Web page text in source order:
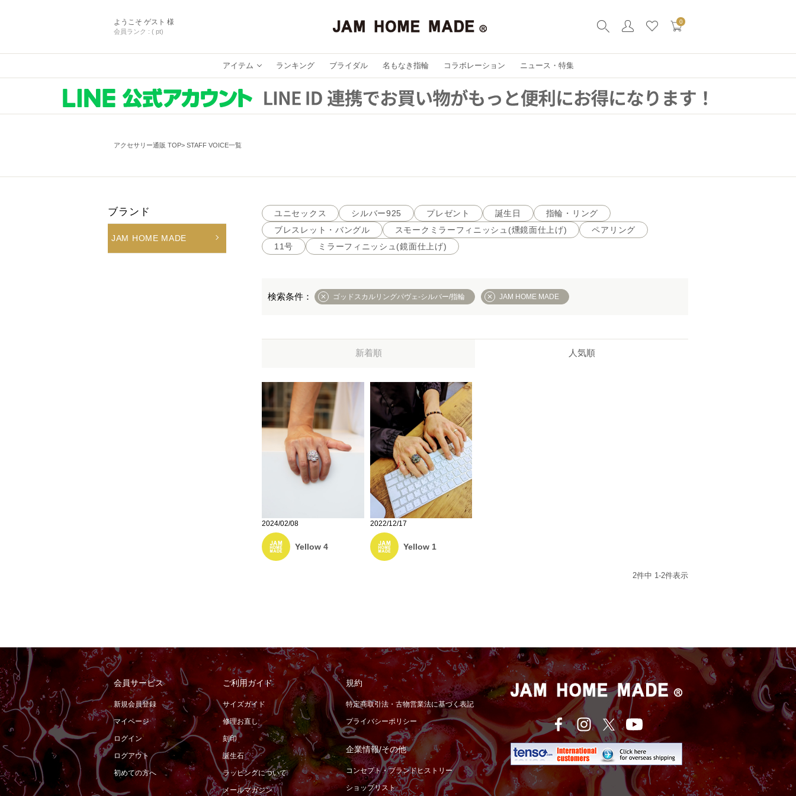
ようこそ ゲスト 様
会員ランク : ( pt)
0
アイテム ランキング ブライダル 名もなき指輪 コラボレーション ニュース・特集
アクセサリー通販 TOP STAFF VOICE一覧
ブランド
JAM HOME MADE
ユニセックス シルバー925 プレゼント 誕生日
指輪・リング
ブレスレット・バングル
スモークミラーフィニッシュ(燻鏡面仕上げ)
ペアリング
11号
ミラーフィニッシュ(鏡面仕上げ)
ゴッドスカルリングパヴェ-シルバー/指輪 JAM HOME MADE
新着順 人気順
2024/02/08
Yellow 4
2022/12/17
Yellow 1
2件中 1-2件表示
会員サービス
新規会員登録
マイページ
ログイン
ログアウト
初めての方へ
ご利用ガイド
サイズガイド
修理お直し
刻印
誕生石
ラッピングについて
メールマガジン
規約
特定商取引法・古物営業法に基づく表記
プライバシーポリシー
企業情報/その他
コンセプト・ブランドヒストリー
ショップリスト